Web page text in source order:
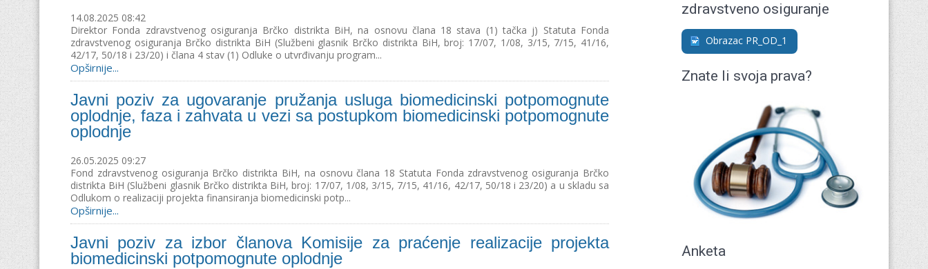
14.08.2025 08:42
Direktor Fonda zdravstvenog osiguranja Brčko distrikta BiH, na osnovu člana 18 stava (1) tačka j) Statuta Fonda
zdravstvenog osiguranja Brčko distrikta BiH (Službeni glasnik Brčko distrikta BiH, broj: 17/07, 1/08, 3/15, 7/15, 41/16,
42/17, 50/18 i 23/20) i člana 4 stav (1) Odluke o utvrđivanju program...
Opširnije...
Javni poziv za ugovaranje pružanja usluga biomedicinski potpomognute
oplodnje, faza i zahvata u vezi sa postupkom biomedicinski potpomognute
oplodnje
26.05.2025 09:27
Fond zdravstvenog osiguranja Brčko distrikta BiH, na osnovu člana 18 Statuta Fonda zdravstvenog osiguranja Brčko
distrikta BiH (Službeni glasnik Brčko distrikta BiH, broj: 17/07, 1/08, 3/15, 7/15, 41/16, 42/17, 50/18 i 23/20) a u skladu sa
Odlukom o realizaciji projekta finansiranja biomedicinski potp...
Opširnije...
Javni poziv za izbor članova Komisije za praćenje realizacije projekta
biomedicinski potpomognute oplodnje
zdravstveno osiguranje
Obrazac PR_OD_1
Znate li svoja prava?
Anketa